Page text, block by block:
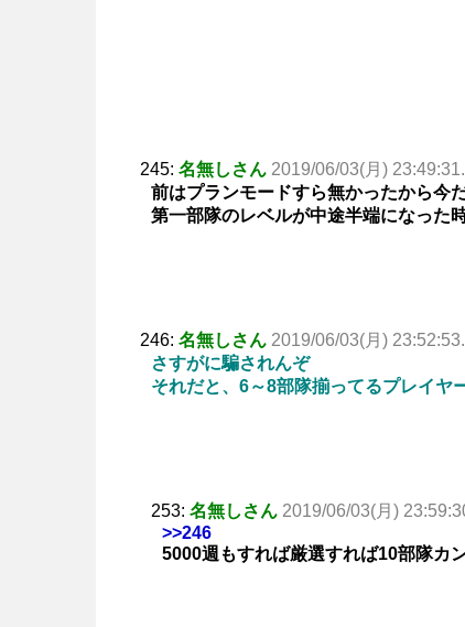
245: 名無しさん 2019/06/03(月)
前はプランモードすら無かったから今
第一部隊のレベルが中途半端になった
246: 名無しさん 2019/06/03(月)
さすがに騙されんぞ
それだと、6～8部隊揃ってるプレイヤ
253: 名無しさん 2019/06/03(月)
>>246
5000週もすれば厳選すれば10部隊カ